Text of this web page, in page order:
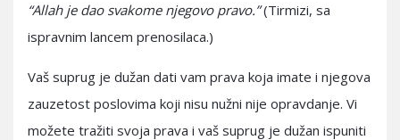
“Allah je dao svakome njegovo pravo.”(Tirmizi, sa
ispravnim lancem prenosilaca.)
Vaš suprug je dužan dati vam prava koja imate i njegova
zauzetost poslovima koji nisu nužni nije opravdanje. Vi
možete tražiti svoja prava i vaš suprug je dužan ispuniti